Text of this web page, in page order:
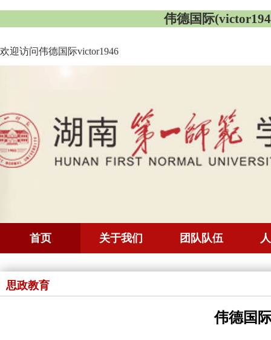
伟德国际
欢迎访问伟德国际victor1946
首页 关于我们 团队队伍
思政教育
伟德国